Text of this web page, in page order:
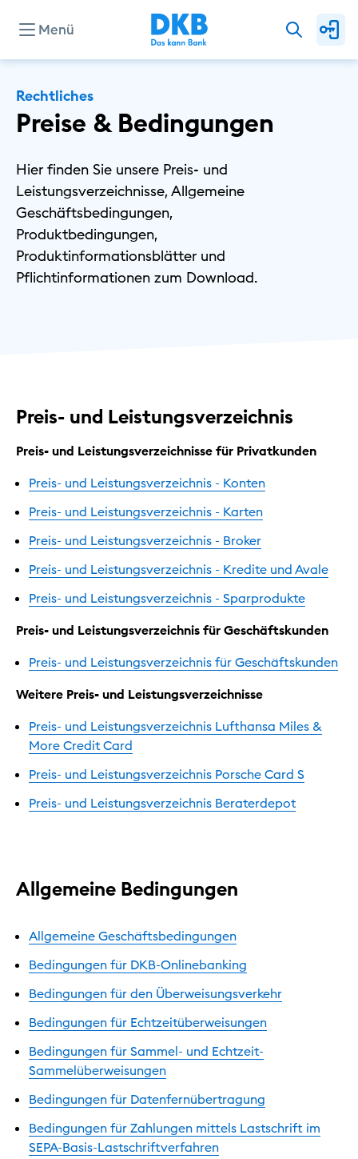
Menü
Unternehmen
Investor Relations
Privat
Geschäftlich
Rechtliches
Preise & Bedingungen
Hier finden Sie unsere Preis- und
Leistungsverzeichnisse, Allgemeine
Geschäftsbedingungen,
Produktbedingungen,
Produktinformationsblätter und
Pflichtinformationen zum Download.
Preis- und Leistungsverzeichnis
Preis- und Leistungsverzeichnisse für Privatkunden
Preis- und Leistungsverzeichnis - Konten
Preis- und Leistungsverzeichnis - Karten
Preis- und Leistungsverzeichnis - Broker
Preis- und Leistungsverzeichnis - Kredite und Avale
Preis- und Leistungsverzeichnis - Sparprodukte
Preis- und Leistungsverzeichnis für Geschäftskunden
Preis- und Leistungsverzeichnis für Geschäftskunden
Weitere Preis- und Leistungsverzeichnisse
Preis- und Leistungsverzeichnis Lufthansa Miles &
More Credit Card
Preis- und Leistungsverzeichnis Porsche Card S
Preis- und Leistungsverzeichnis Beraterdepot
Allgemeine Bedingungen
Allgemeine Geschäftsbedingungen
Bedingungen für DKB-Onlinebanking
Bedingungen für den Überweisungsverkehr
Bedingungen für Echtzeitüberweisungen
Bedingungen für Sammel- und Echtzeit-
Sammelüberweisungen
Bedingungen für Datenfernübertragung
Bedingungen für Zahlungen mittels Lastschrift im
SEPA-Basis-Lastschriftverfahren